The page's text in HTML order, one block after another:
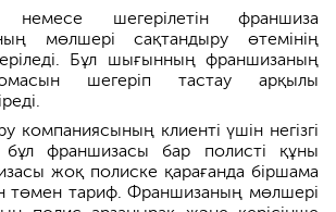
немесе шегерілетін франшиза
мөлшері сақтандыру өтемінің
Бұл шығынның франшизаның
шегеріп тастау арқылы
компаниясының клиенті үшін негізгі
франшизасы бар полисті құны
жоқ полиске қарағанда біршама
төмен тариф. Франшизаның мөлшері